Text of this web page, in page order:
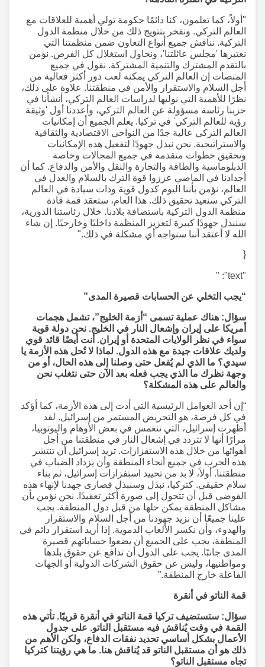
"أولاً، كما تعلمون، كنا دائمًا حكومة تولي أهمية للعلاقات مع
العالم التركي. ونفخر بتتويج ذلك من خلال منظمة الدول
التركية. نناقش جميع أنواع التعاون ضمن منظمتنا التي
نعتبرها 'مجلس عائلتنا'، ونحاول استغلال كل الفرص. نؤمن
بالتقدم المشترك والتنمية المشتركة. نقول في جميع
المنصات إن العالم التركي يمكنه لعب دور أكثر فعالية من
أجل السلام والاستقرار والأمن في منطقتنا. علاوة على ذلك،
نظرًا للأهمية التي نوليها لدراسات العالم التركي، أنشأنا في
حزبنا رئاسة مسؤولة عن العالم التركي، وأعددنا أول 'وثيقة
رؤية للعالم التركي' في تركيا. يعلم الجميع أن إمكانيات
العالم التركي عالية جدًا من النواحي الاقتصادية والثقافية
والاستراتيجية. نحن نبذل جهودًا لتفعيل هذه الإمكانيات
وتحقيق خطوات متقدمة في جميع المجالات وخاصة
الدبلوماسية والطاقة والتجارة والنقل والأمن والدفاع. كما أن
أجدادنا في الماضي عززوا قوة الترك بالسلام والعدل في
العالم، نؤمن بأننا اليوم كدول قوية وذات سيادة في العالم
التركي سنعيد تحقيق ذلك. هذا العام، ستعقد قمة قادة
منظمة الدول التركية باستضافة بلادنا. خلال رئاستنا الدورية،
سنبذل جهودًا كبيرة لتعزيز المنظمة داخليًا وخارجيًا. إن شاء
الله لا أعتقد أننا سنواجه أي مشكلة في ذلك."
“يجب التخلي عن الحسابات قصيرة المدى”
سؤال: هناك عملية تسمى “أزمة الخليج”، تشمل هجمات
أمريكا على إيران وإشعال النار في الخليج. نحن دولة قوية
سواء في نظر الولايات المتحدة أو إيران. أنت أيضًا قائد قوي
ولديك علاقات جيدة مع هذه الدول. لماذا لا تُحل هذه الأزمة يا
سيدي؟ ما الذي لم يُفعل حتى وصلنا إلى هذه الحال، أو من
وجهة نظرك ما الذي يجب فعله بعد الآن حتى نتغلب نحن
والعالم على هذه المشكلة؟
“إن أحد العوامل الرئيسية التي أدت إلى هذه الأزمة، كما أؤكد
في كل فرصة، هو التحريض المستمر من إسرائيل. لقد
أظهرت إسرائيل، التي تنغمس في بعض الأوهام واليوتوبيا،
مرارًا أنها لا تتردد في إشعال النار في منطقتنا من أجل
أهوائها من خلال هذه الاستفزازات. تريد إسرائيل أن تنتشر
هذه الحرب في جميع أنحاء المنطقة وأن يزداد الضباب في
منطقتنا. أولاً، لا بد من تحييد استفزازات إسرائيل، ثم بناء
سلام حقيقي. كتركيا، نبذل وسنبذل قصارى جهدنا لإنهاء هذه
الفوضى قبل أن تتحول إلى صورة أكثر تعقيدًا. نحن نؤمن بأن
مشاكل المنطقة يمكن حلها من قبل دول المنطقة. يجب
علينا جميعًا أن نزيد جهودنا من أجل السلام والاستقرار
والهدوء، وأن نكسر الألعاب الدموية. إذا أريد استقرار دائم في
المنطقة، يجب على الجميع أن يضعوا حساباتهم قصيرة
المدى جانبًا. يجب على الدول أن تدافع عن حقوق بلدها
ومواطنيها، وليس عن حقوق الشركات الدولية أو الجهات
الفاعلة خارج المنطقة.”
قمة الناتو في أنقرة
سؤال: ستستضيف تركيا قمة الناتو في أنقرة قريبًا. تأتي هذه
القمة في وقت يُناقش فيه مستقبل الناتو. على جدول
الأعمال بشكل أساسي تحديد نفقات الدفاع، ولكن الأهم من
ذلك هو أن مستقبل الناتو قد يُناقش هنا. ما هي رؤيتنا كتركيا
تجاه مستقبل الناتو؟